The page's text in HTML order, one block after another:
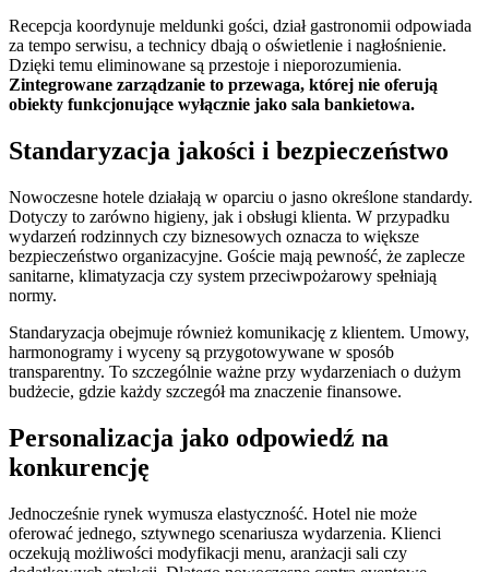
Recepcja koordynuje meldunki gości, dział gastronomii odpowiada
za tempo serwisu, a technicy dbają o oświetlenie i nagłośnienie.
Dzięki temu eliminowane są przestoje i nieporozumienia.
Zintegrowane zarządzanie to przewaga, której nie oferują
obiekty funkcjonujące wyłącznie jako sala bankietowa.
Standaryzacja jakości i bezpieczeństwo
Nowoczesne hotele działają w oparciu o jasno określone standardy.
Dotyczy to zarówno higieny, jak i obsługi klienta. W przypadku
wydarzeń rodzinnych czy biznesowych oznacza to większe
bezpieczeństwo organizacyjne. Goście mają pewność, że zaplecze
sanitarne, klimatyzacja czy system przeciwpożarowy spełniają
normy.
Standaryzacja obejmuje również komunikację z klientem. Umowy,
harmonogramy i wyceny są przygotowywane w sposób
transparentny. To szczególnie ważne przy wydarzeniach o dużym
budżecie, gdzie każdy szczegół ma znaczenie finansowe.
Personalizacja jako odpowiedź na
konkurencję
Jednocześnie rynek wymusza elastyczność. Hotel nie może
oferować jednego, sztywnego scenariusza wydarzenia. Klienci
oczekują możliwości modyfikacji menu, aranżacji sali czy